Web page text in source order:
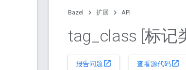
Bazel 扩展 API
tag class [标记
报告问题open_in_new 查看源代码open_in_new